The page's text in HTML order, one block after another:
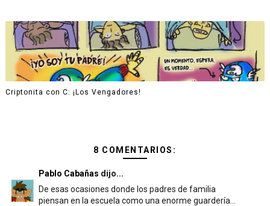
Criptonita con C: ¡Los Vengadores!
8 COMENTARIOS:
Pablo Cabañas dijo...
De esas ocasiones donde los padres de familia
piensan en la escuela como una enorme guardería...